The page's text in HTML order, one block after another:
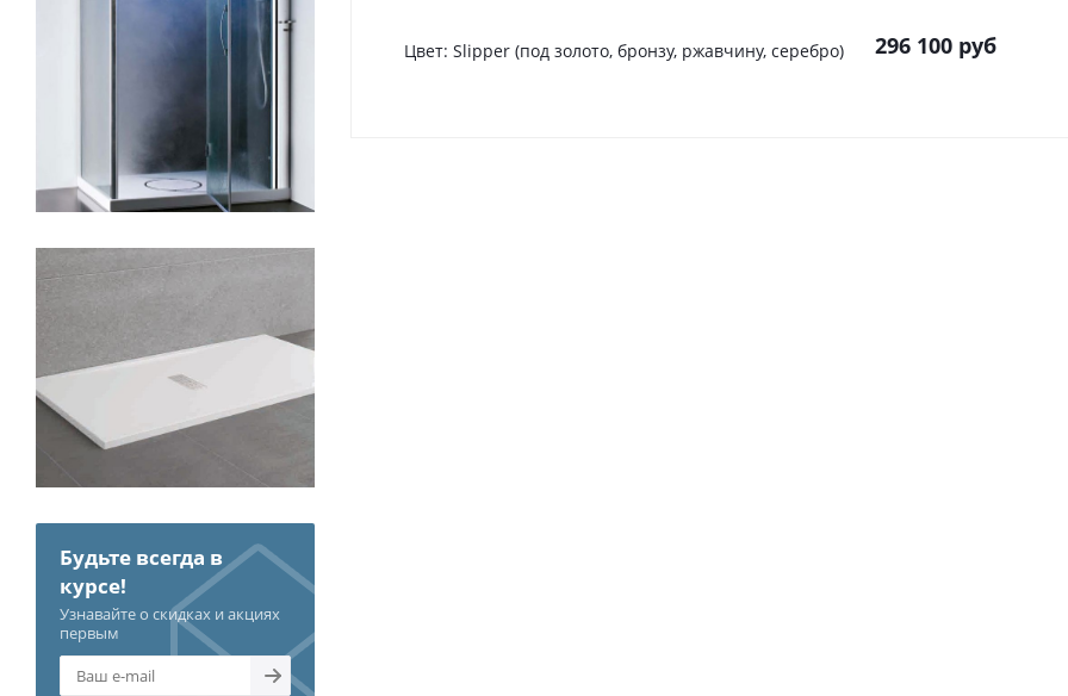
Цвет: Slipper (под золото, бронзу, ржавчину, серебро) 296 100 руб
Будьте всегда в
курсе!
Узнавайте о скидках и акциях
первым